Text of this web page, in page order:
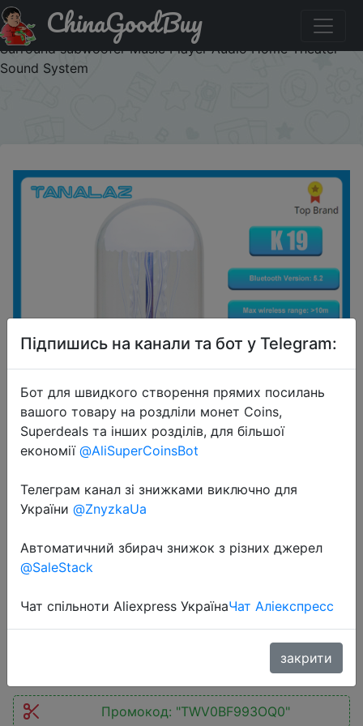
Придбати по знижці TWV0BF993OQ0 TANALAZ K19
Portable Bluetooth 5.2 Speaker Wireless Speaker 3D
Surround subwoofer Music Player Audio Home Theater
Sound System
ChinaGoodBuy
2025-01-21
TANALAZ K19 Portable Bluetooth
5.2 Speaker Wireless Speaker 3D
Surround subwoofer Music Player
Промокод: "TWV0BF993OQ0"
Підпишись на канали та бот у Telegram:
Бот для швидкого створення прямих посилань
вашого товару на роздліли монет Coins,
Superdeals та інших розділів, для більшої
економії @AliSuperCoinsBot
Телеграм канал зі знижками виключно для
України @ZnyzkaUa
Автоматичний збирач знижок з різних джерел
@SaleStack
Чат спільноти Aliexpress УкраїнаЧат Аліекспресс
закрити